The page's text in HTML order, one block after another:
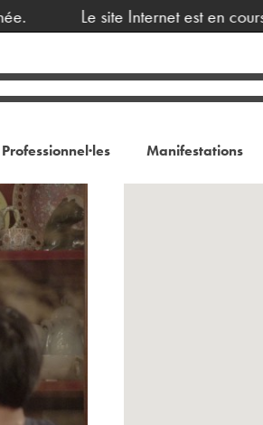
Le site Internet est en cours
Professionnel·les Manifestations